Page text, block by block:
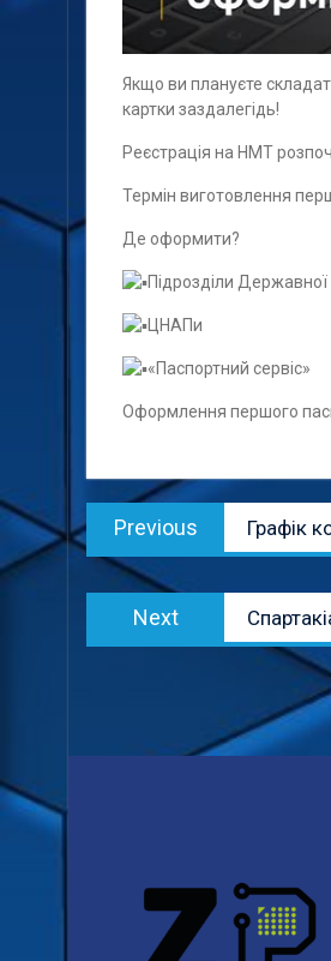
Якщо ви плануєте
картки заздалегідь!
Реєстрація на НМТ
Термін виготовлення
Де оформити?
Підрозділи
ЦНАПи
«Паспортний сервіс»
Оформлення першого
Навігація
записів
Previous
Previous
post:
Графік
Next
post: